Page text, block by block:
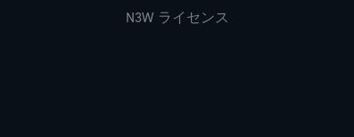
N3W ライセンス